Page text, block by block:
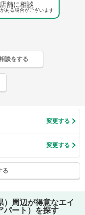
舗に相談
ある場合がございます
談をする
変更する
変更する
る
周辺が得意なエイ
パート）を探す